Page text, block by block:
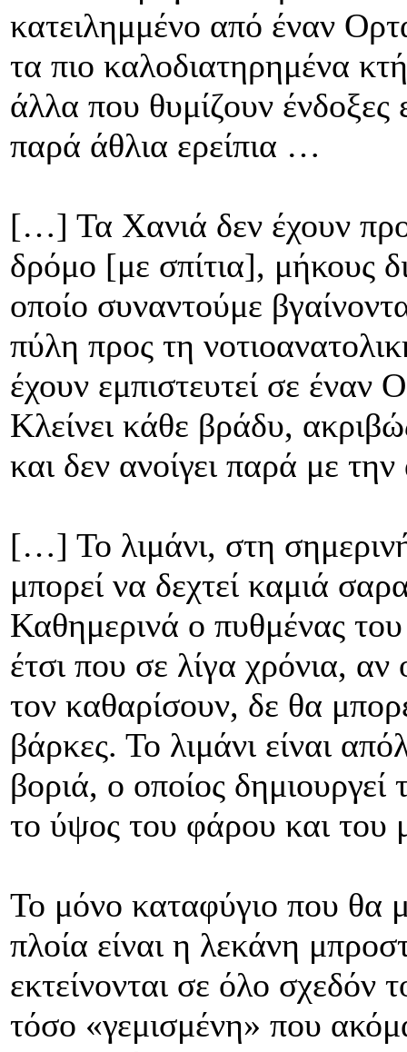
κατειλημμένο από έναν
τα πιο καλοδιατηρημένα
άλλα που θυμίζουν ένδοξες
παρά άθλια ερείπια …
[…] Τα Χανιά δεν έχουν
δρόμο [με σπίτια], μήκους
οποίο συναντούμε
πύλη προς τη
έχουν εμπιστευτεί σε
Κλείνει κάθε βράδυ,
και δεν ανοίγει παρά με
[…] Το λιμάνι, στη
μπορεί να δεχτεί καμιά
Καθημερινά ο πυθμένας του
έτσι που σε λίγα χρόνια,
τον καθαρίσουν, δε θα
βάρκες. Το λιμάνι είναι
βοριά, ο οποίος
το ύψος του φάρου και του
Το μόνο καταφύγιο που θα
πλοία είναι η λεκάνη
εκτείνονται σε όλο σχεδόν
τόσο «γεμισμένη» που